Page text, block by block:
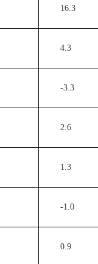
16.3
4.3
-3.3
2.6
1.3
-1.0
0.9